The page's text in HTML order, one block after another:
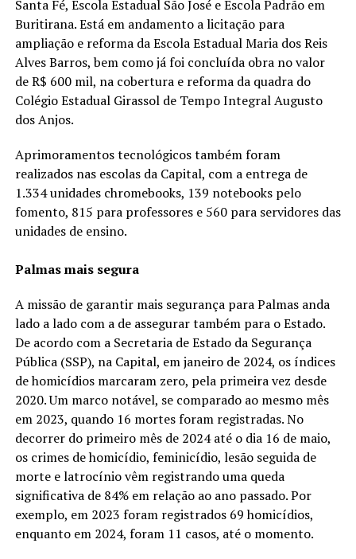
Santa Fé, Escola Estadual São José e Escola Padrão em
Buritirana. Está em andamento a licitação para
ampliação e reforma da Escola Estadual Maria dos Reis
Alves Barros, bem como já foi concluída obra no valor
de R$ 600 mil, na cobertura e reforma da quadra do
Colégio Estadual Girassol de Tempo Integral Augusto
dos Anjos.
Aprimoramentos tecnológicos também foram
realizados nas escolas da Capital, com a entrega de
1.334 unidades chromebooks, 139 notebooks pelo
fomento, 815 para professores e 560 para servidores das
unidades de ensino.
Palmas mais segura
A missão de garantir mais segurança para Palmas anda
lado a lado com a de assegurar também para o Estado.
De acordo com a Secretaria de Estado da Segurança
Pública (SSP), na Capital, em janeiro de 2024, os índices
de homicídios marcaram zero, pela primeira vez desde
2020. Um marco notável, se comparado ao mesmo mês
em 2023, quando 16 mortes foram registradas. No
decorrer do primeiro mês de 2024 até o dia 16 de maio,
os crimes de homicídio, feminicídio, lesão seguida de
morte e latrocínio vêm registrando uma queda
significativa de 84% em relação ao ano passado. Por
exemplo, em 2023 foram registrados 69 homicídios,
enquanto em 2024, foram 11 casos, até o momento.